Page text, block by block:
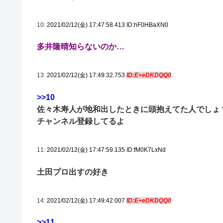
10: 2021/02/12(金) 17:47:58.413 ID:hF0HBaXN0
多井隆晴知らないのか…
13: 2021/02/12(金) 17:49:32.753 ID:E+eDKDQQ0
>>10
佐々木寿人が地和出したときに頭抱えてた人でしょ
チャンネル登録してるよ
11: 2021/02/12(金) 17:47:59.135 ID:fM0K7LxNd
土田プロ出すの好き
14: 2021/02/12(金) 17:49:42.007 ID:E+eDKDQQ0